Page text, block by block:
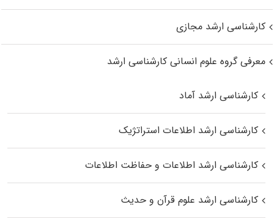
کارشناسی ارشد مجازی
معرفی گروه علوم انسانی کارشناسی ارشد
کارشناسی ارشد آماد
کارشناسی ارشد اطلاعات استراتژیک
کارشناسی ارشد اطلاعات و حفاظت اطلاعات
کارشناسی ارشد علوم قرآن و حدیث